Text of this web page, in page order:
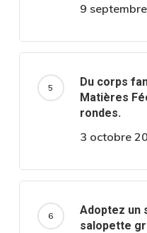
9
Du corps
Matières
rondes.
3 octobre
Adoptez un
salopette